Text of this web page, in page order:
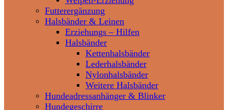
Futterergänzung
Halsbänder & Leinen
Erziehungs – Hilfen
Halsbänder
Kettenhalsbänder
Lederhalsbänder
Nylonhalsbänder
Weitere Halsbänder
Hundeadressanhänger & Blinker
Hundegeschirre